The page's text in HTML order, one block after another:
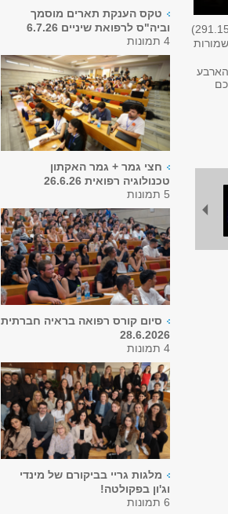
טקס הענקת תארים מוסמך
וביה"ס לרפואת שיניים 6.7.26
4 תמונות
חצי גמר + גמר האקתון
טכנולוגיה רפואית 26.6.26
5 תמונות
סיום קורס רפואה בראיה חברתית
28.6.2026
4 תמונות
מלגות גריי בביקורם של מינדי
וג'ון בפקולטה!
6 תמונות
291.15